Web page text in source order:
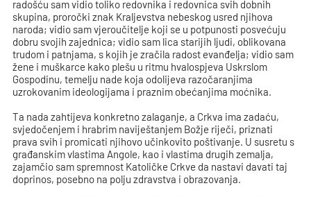
radošću sam vidio toliko redovnika i redovnica svih dobnih
skupina, proročki znak Kraljevstva nebeskog usred njihova
naroda; vidio sam vjeroučitelje koji se u potpunosti posvećuju
dobru svojih zajednica; vidio sam lica starijih ljudi, oblikovana
trudom i patnjama, s kojih je zračila radost evanđelja; vidio sam
žene i muškarce kako plešu u ritmu hvalospjeva Uskrslom
Gospodinu, temelju nade koja odolijeva razočaranjima
uzrokovanim ideologijama i praznim obećanjima moćnika.
Ta nada zahtijeva konkretno zalaganje, a Crkva ima zadaću,
svjedočenjem i hrabrim naviještanjem Božje riječi, priznati
prava svih i promicati njihovo učinkovito poštivanje. U susretu s
građanskim vlastima Angole, kao i vlastima drugih zemalja,
zajamčio sam spremnost Katoličke Crkve da nastavi davati taj
doprinos, posebno na polju zdravstva i obrazovanja.